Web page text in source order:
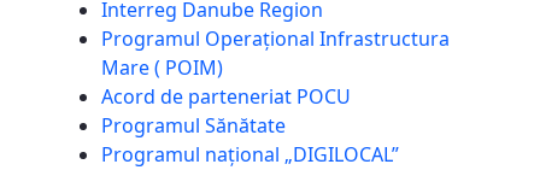
Interreg Danube Region
Programul Operațional Infrastructura
Mare ( POIM)
Acord de parteneriat POCU
Programul Sănătate
Programul național „DIGILOCAL”